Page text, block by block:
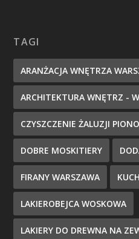
TAGI
ARANŻACJA WNĘTRZA
ARCHITEKTURA WNĘTRZ -
CZYSZCZENIE ŻALUZJI
DOBRE MOSKITIERY
FIRANY WARSZAWA
LAKIEROBEJCA WOSKOWA
LAKIERY DO DREWNA NA